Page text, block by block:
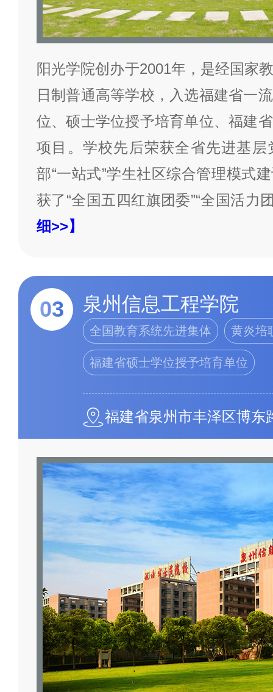
阳光学院创办于2001年，是经国家
日制普通高等学校，入选福建省一
位、硕士学位授予培育单位、福建
项目。学校先后荣获全省先进基
部“一站式”学生社区综合管理模式
获了“全国五四红旗团委”“全国活力
细>>】
03 泉州信息工程学院
全国教育系统先进集体 黄炎培
福建省硕士学位授予培育单位
福建省泉州市丰泽区博东